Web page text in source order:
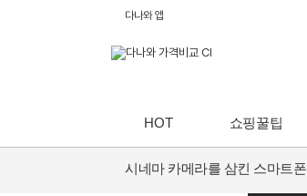
다나와 앱
HOT 쇼핑꿀팁
시네마 카메라를 삼킨 스마트폰